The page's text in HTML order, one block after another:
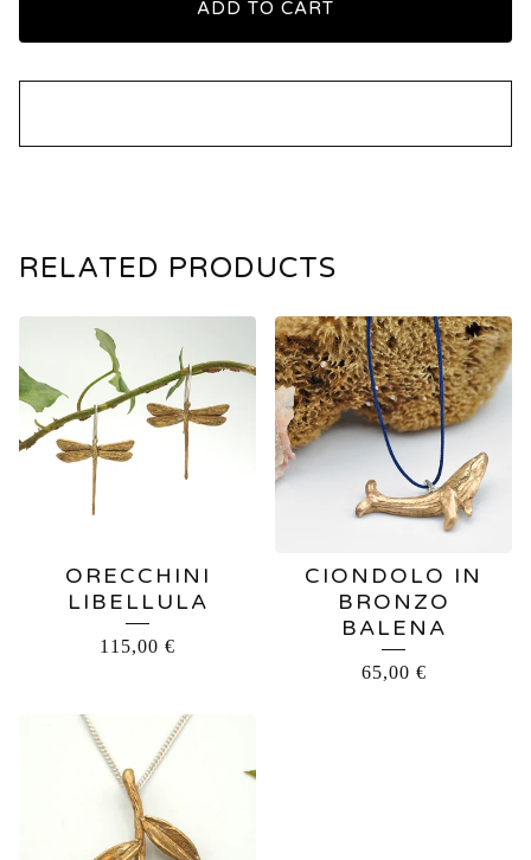
ADD TO CART
RELATED PRODUCTS
ORECCHINI
LIBELLULA
115,00 €
CIONDOLO IN
BRONZO
BALENA
65,00 €